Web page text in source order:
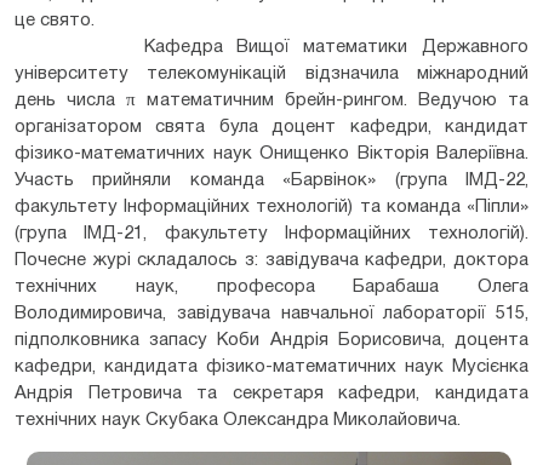
це свято.
Кафедра Вищої математики Державного
університету телекомунікацій відзначила міжнародний
день числа π математичним брейн-рингом. Ведучою та
організатором свята була доцент кафедри, кандидат
фізико-математичних наук Онищенко Вікторія Валеріївна.
Участь прийняли команда «Барвінок» (група ІМД-22,
факультету Інформаційних технологій) та команда «Піпли»
(група ІМД-21, факультету Інформаційних технологій).
Почесне журі складалось з: завідувача кафедри, доктора
технічних наук, професора Барабаша Олега
Володимировича, завідувача навчальної лабораторії 515,
підполковника запасу Коби Андрія Борисовича, доцента
кафедри, кандидата фізико-математичних наук Мусієнка
Андрія Петровича та секретаря кафедри, кандидата
технічних наук Скубака Олександра Миколайовича.